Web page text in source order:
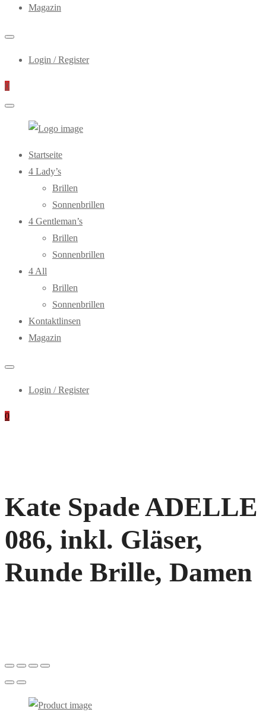
Magazin
Login / Register
0
Primary
Menu
Startseite
4 Lady’s
Brillen
Sonnenbrillen
4 Gentleman’s
Brillen
Sonnenbrillen
4 All
Brillen
Sonnenbrillen
Kontaktlinsen
Magazin
Login / Register
0
Kate Spade ADELLE
086, inkl. Gläser,
Runde Brille, Damen